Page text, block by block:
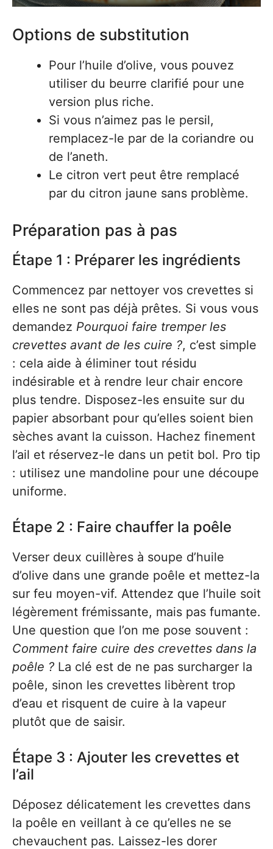
Options de substitution
Pour l’huile d’olive, vous pouvez
utiliser du beurre clarifié pour une
version plus riche.
Si vous n’aimez pas le persil,
remplacez-le par de la coriandre ou
de l’aneth.
Le citron vert peut être remplacé
par du citron jaune sans problème.
Préparation pas à pas
Étape 1 : Préparer les ingrédients
Commencez par nettoyer vos crevettes si
elles ne sont pas déjà prêtes. Si vous vous
demandez Pourquoi faire tremper les
crevettes avant de les cuire ?, c’est simple
: cela aide à éliminer tout résidu
indésirable et à rendre leur chair encore
plus tendre. Disposez-les ensuite sur du
papier absorbant pour qu’elles soient bien
sèches avant la cuisson. Hachez finement
l’ail et réservez-le dans un petit bol. Pro tip
: utilisez une mandoline pour une découpe
uniforme.
Étape 2 : Faire chauffer la poêle
Verser deux cuillères à soupe d’huile
d’olive dans une grande poêle et mettez-la
sur feu moyen-vif. Attendez que l’huile soit
légèrement frémissante, mais pas fumante.
Une question que l’on me pose souvent :
Comment faire cuire des crevettes dans la
poêle ? La clé est de ne pas surcharger la
poêle, sinon les crevettes libèrent trop
d’eau et risquent de cuire à la vapeur
plutôt que de saisir.
Étape 3 : Ajouter les crevettes et
l’ail
Déposez délicatement les crevettes dans
la poêle en veillant à ce qu’elles ne se
chevauchent pas. Laissez-les dorer